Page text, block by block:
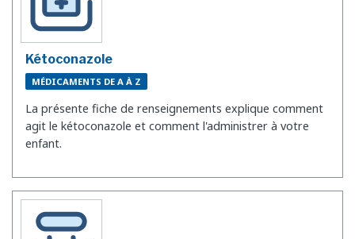
Kétoconazole
MÉDICAMENTS DE A À Z
La présente fiche de renseignements explique comment
agit le kétoconazole et comment l'administrer à votre
enfant.